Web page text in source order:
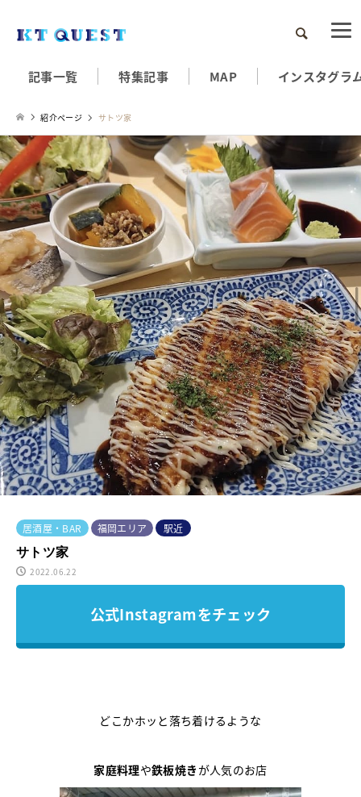
検索
記事一覧 特集記事 MAP インスタグラ
紹介ページ サトツ家
居酒屋・BAR 福岡エリア
駅近
サトツ家
2022.06.22
公式Instagramをチェック
どこかホッと落ち着けるような
家庭料理や鉄板焼き が人気のお店